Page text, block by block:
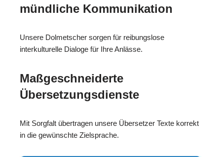
mündliche Kommunikation
Unsere Dolmetscher sorgen für reibungslose
interkulturelle Dialoge für Ihre Anlässe.
Maßgeschneiderte
Übersetzungsdienste
Mit Sorgfalt übertragen unsere Übersetzer Texte korrekt
in die gewünschte Zielsprache.